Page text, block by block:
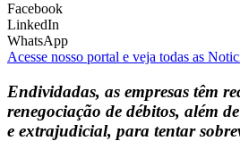
Facebook
LinkedIn
WhatsApp
Acesse nosso portal e veja todas as
Endividadas, as empresas têm
renegociação de débitos, além
e extrajudicial, para tentar